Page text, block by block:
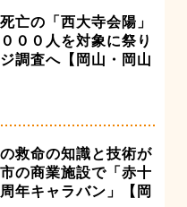
亡の「西大寺会陽」
００人を対象に祭り
調査へ【岡山・岡山
救命の知識と技術が
の商業施設で「赤十
年キャラバン」【岡